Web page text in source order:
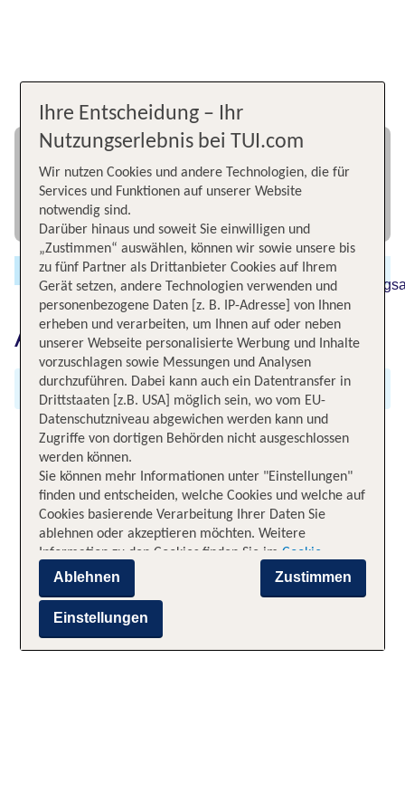
Aktions- & Tarifbedingungen
Aktions- & Tarifbedingungen
Ihre Entscheidung – Ihr
Nutzungserlebnis bei TUI.com
Wir nutzen Cookies und andere Technologien, die für
Services und Funktionen auf unserer Website
notwendig sind.
Darüber hinaus und soweit Sie einwilligen und
„Zustimmen“ auswählen, können wir sowie unsere bis
zu fünf Partner als Drittanbieter Cookies auf Ihrem
Gerät setzen, andere Technologien verwenden und
personenbezogene Daten [z. B. IP-Adresse] von Ihnen
erheben und verarbeiten, um Ihnen auf oder neben
unserer Webseite personalisierte Werbung und Inhalte
vorzuschlagen sowie Messungen und Analysen
durchzuführen. Dabei kann auch ein Datentransfer in
Drittstaaten [z.B. USA] möglich sein, wo vom EU-
Datenschutzniveau abgewichen werden kann und
Zugriffe von dortigen Behörden nicht ausgeschlossen
werden können.
Sie können mehr Informationen unter "Einstellungen"
finden und entscheiden, welche Cookies und welche auf
Cookies basierende Verarbeitung Ihrer Daten Sie
ablehnen oder akzeptieren möchten. Weitere
Information zu den Cookies finden Sie im Cookie-
Hinweis. Zusätzliche Informationen zur auf Cookies
Datenschutz-Hinweis
Entscheidung über "Cookie-Einstellungen" [in der
Fußzeile der Webseite] durch Ausschalten der
Zustimmen
Ablehnen
Einstellungen